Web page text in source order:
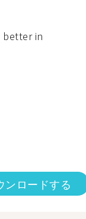
better in
ンロードする